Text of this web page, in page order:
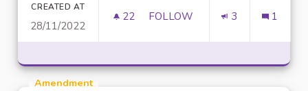
CREATED AT
28/11/2022
22 22 FOLLOWERS
FOLLOW 3 1
Amendment